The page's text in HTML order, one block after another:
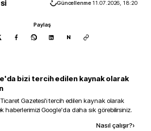
Güncellenme 11.07.2026, 18:20
Paylaş
N
bizi tercih edilen kaynak olarak
Gazetesi'i tercih edilen kaynak olarak
haberlerimizi Google'da daha sık görebilirsiniz.
Nasıl çalışır?›